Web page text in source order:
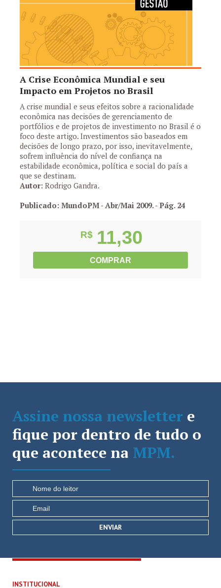
A Crise Econômica Mundial e seu
Impacto em Projetos no Brasil
A crise mundial e seus efeitos sobre a racionalidade
econômica nas decisões de gerenciamento de
portfólios e de projetos de investimento no Brasil é o
foco deste artigo. Investimentos são baseados em
decisões de longo prazo, por isso, inevitavelmente,
sofrem influência do nível de confiança na
estabilidade econômica, política e social do país a
que se destinam.
Autor: Rodrigo Gandra.
Publicado: MundoPM - Abr/Mai 2009.- Pág. 24
R$ 11,30
COMPRAR
Assine nossa newsletter e
fique por dentro de tudo o
que acontece na MPM.
INSTITUCIONAL